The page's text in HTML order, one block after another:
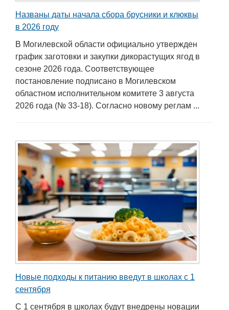
Названы даты начала сбора брусники и клюквы
в 2026 году
В Могилевской области официально утвержден
график заготовки и закупки дикорастущих ягод в
сезоне 2026 года. Соответствующее
постановление подписано в Могилевском
областном исполнительном комитете 3 августа
2026 года (№ 33-18). Согласно новому реглам ...
Новые подходы к питанию введут в школах с 1
сентября
С 1 сентября в школах будут внедрены новации